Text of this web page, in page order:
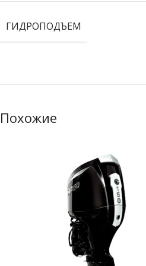
ГИДРОПОДЪЕМ
Похожие